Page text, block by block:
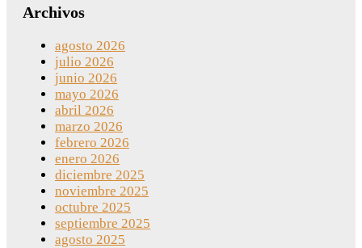
Archivos
agosto 2026
julio 2026
junio 2026
mayo 2026
abril 2026
marzo 2026
febrero 2026
enero 2026
diciembre 2025
noviembre 2025
octubre 2025
septiembre 2025
agosto 2025